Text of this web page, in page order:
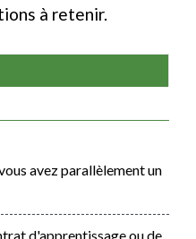
à retenir.
avez parallèlement un
d'apprentissage ou de